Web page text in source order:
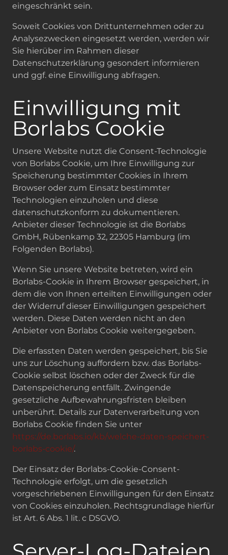
eingeschränkt sein.
Soweit Cookies von Drittunternehmen oder zu
Analysezwecken eingesetzt werden, werden wir
Sie hierüber im Rahmen dieser
Datenschutzerklärung gesondert informieren
und ggf. eine Einwilligung abfragen.
Einwilligung mit
Borlabs Cookie
Unsere Website nutzt die Consent-Technologie
von Borlabs Cookie, um Ihre Einwilligung zur
Speicherung bestimmter Cookies in Ihrem
Browser oder zum Einsatz bestimmter
Technologien einzuholen und diese
datenschutzkonform zu dokumentieren.
Anbieter dieser Technologie ist die Borlabs
GmbH, Rübenkamp 32, 22305 Hamburg (im
Folgenden Borlabs).
Wenn Sie unsere Website betreten, wird ein
Borlabs-Cookie in Ihrem Browser gespeichert, in
dem die von Ihnen erteilten Einwilligungen oder
der Widerruf dieser Einwilligungen gespeichert
werden. Diese Daten werden nicht an den
Anbieter von Borlabs Cookie weitergegeben.
Die erfassten Daten werden gespeichert, bis Sie
uns zur Löschung auffordern bzw. das Borlabs-
Cookie selbst löschen oder der Zweck für die
Datenspeicherung entfällt. Zwingende
gesetzliche Aufbewahrungsfristen bleiben
unberührt. Details zur Datenverarbeitung von
Borlabs Cookie finden Sie unter
https://de.borlabs.io/kb/welche-daten-speichert-
borlabs-cookie/.
Der Einsatz der Borlabs-Cookie-Consent-
Technologie erfolgt, um die gesetzlich
vorgeschriebenen Einwilligungen für den Einsatz
von Cookies einzuholen. Rechtsgrundlage hierfür
ist Art. 6 Abs. 1 lit. c DSGVO.